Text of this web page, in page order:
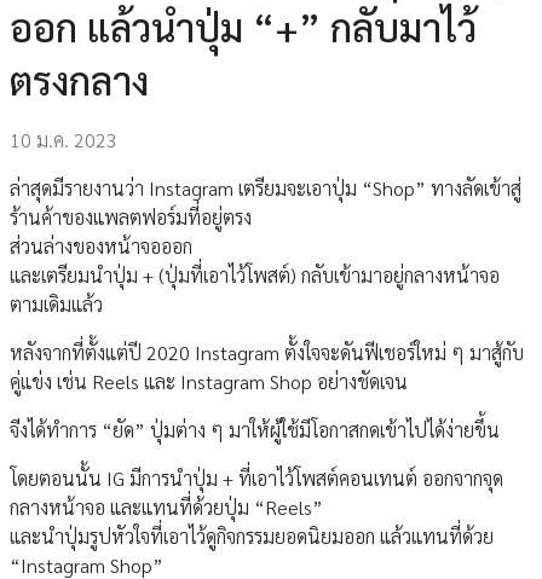
ออก แล้วนำปุ่ม “+” กลับมาไว้
ตรงกลาง
10 ม.ค. 2023
ล่าสุดมีรายงานว่า Instagram เตรียมจะเอาปุ่ม “Shop” ทางลัดเข้าสู่
ร้านค้าของแพลตฟอร์มที่อยู่ตรง
ส่วนล่างของหน้าจอออก
และเตรียมนำปุ่ม + (ปุ่มที่เอาไว้โพสต์) กลับเข้ามาอยู่กลางหน้าจอ
ตามเดิมแล้ว
หลังจากที่ตั้งแต่ปี 2020 Instagram ตั้งใจจะดันฟีเชอร์ใหม่ ๆ มาสู้กับ
คู่แข่ง เช่น Reels และ Instagram Shop อย่างชัดเจน
จีงได้ทำการ “ยัด” ปุ่มต่าง ๆ มาให้ผู้ใช้มีโอกาสกดเข้าไปได้ง่ายขึ้น
โดยตอนนั้น IG มีการนำปุ่ม + ที่เอาไว้โพสต์คอนเทนต์ ออกจากจุด
กลางหน้าจอ และแทนที่ด้วยปุ่ม “Reels”
และนำปุ่มรูปหัวใจที่เอาไว้ดูกิจกรรมยอดนิยมออก แล้วแทนที่ด้วย
“Instagram Shop”